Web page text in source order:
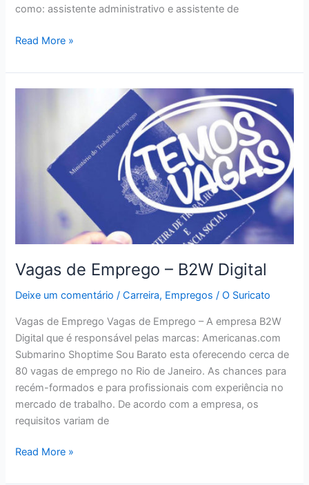
como: assistente administrativo e assistente de
Vagas
Emprego
–
Read More »
Vagas de Emprego – B2W Digital
Deixe um comentário /Carreira, Empregos /O Suricato
Vagas de Emprego Vagas de Emprego – A empresa B2W
Digital que é responsável pelas marcas: Americanas.com
Submarino Shoptime Sou Barato esta oferecendo cerca de
80 vagas de emprego no Rio de Janeiro. As chances para
recém-formados e para profissionais com experiência no
mercado de trabalho. De acordo com a empresa, os
requisitos variam de
Vagas
Read More »